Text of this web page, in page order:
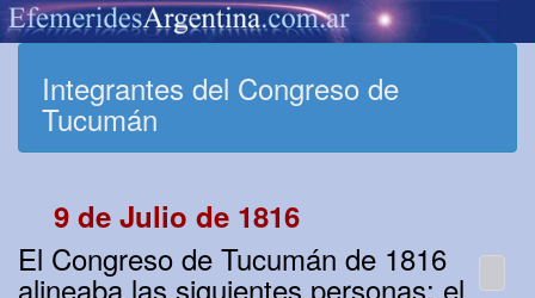
Integrantes del Congreso de
Tucumán
9 de Julio de 1816
El Congreso de Tucumán de 1816
alineaba las siguientes personas: el